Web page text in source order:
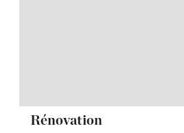
Rénovation